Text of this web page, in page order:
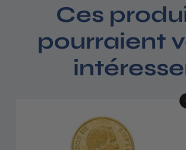
Ces
pourraient